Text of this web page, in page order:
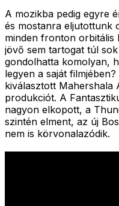
A mozikba pedig egyre
és mostanra eljutottunk
minden fronton orbitális
jövő sem tartogat túl
gondolhatta komolyan,
legyen a saját
kiválasztott Mahershala
produkciót. A
nagyon elkopott, a
szintén elment, az új
nem is körvonalazódik.